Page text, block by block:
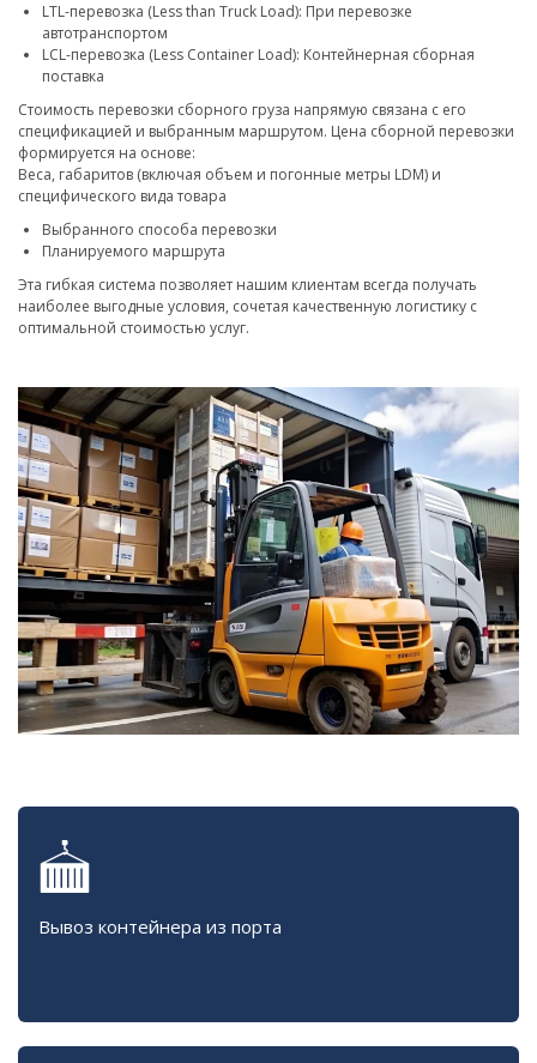
LTL-перевозка (Less than Truck Load): При перевозке
автотранспортом
LCL-перевозка (Less Container Load): Контейнерная сборная
поставка
Стоимость перевозки сборного груза напрямую связана с его
спецификацией и выбранным маршрутом. Цена сборной перевозки
формируется на основе:
Веса, габаритов (включая объем и погонные метры LDM) и
специфического вида товара
Выбранного способа перевозки
Планируемого маршрута
Эта гибкая система позволяет нашим клиентам всегда получать
наиболее выгодные условия, сочетая качественную логистику с
оптимальной стоимостью услуг.
Вывоз контейнера из порта